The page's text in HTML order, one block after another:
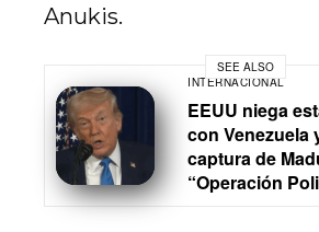
Anukis.
SEE ALSO
INTERNACIONAL
EEUU niega
con Venezuela
captura de
“Operación